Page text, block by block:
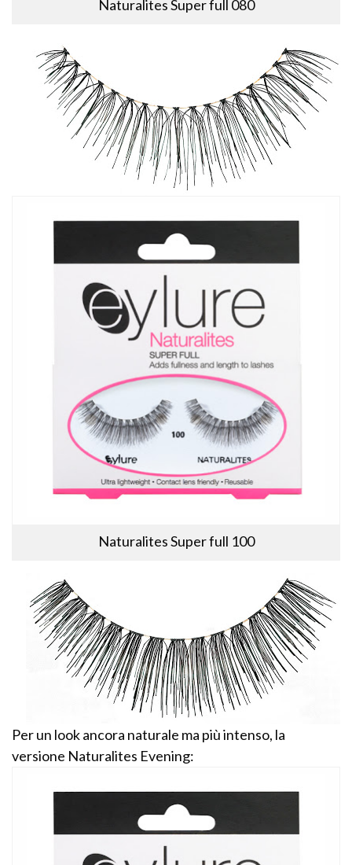
Naturalites Super full 080
Naturalites Super full 100
Per un look ancora naturale ma più intenso, la
versione Naturalites Evening: